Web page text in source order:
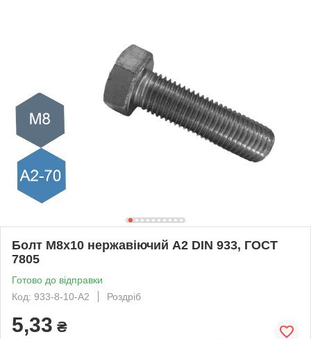
Болт М8х10 нержавіючий А2 DIN 933, ГОСТ
7805
Готово до відправки
Код: 933-8-10-А2
Роздріб
5,33 ₴